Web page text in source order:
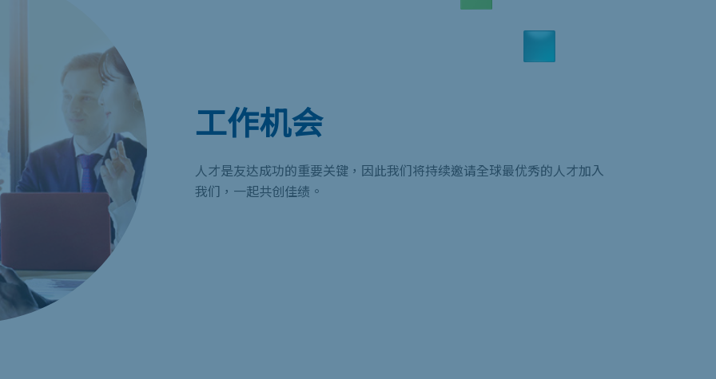
工作机会
人才是友达成功的重要关键，因此我们将持续邀请全球最优秀的人才加入
我们，一起共创佳绩。